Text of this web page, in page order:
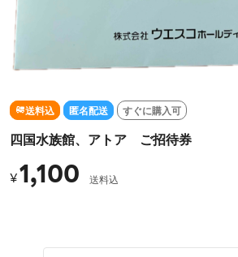
送料込 匿名配送 すぐに購入可
四国水族館、アトア ご招待券
¥1,100 送料込